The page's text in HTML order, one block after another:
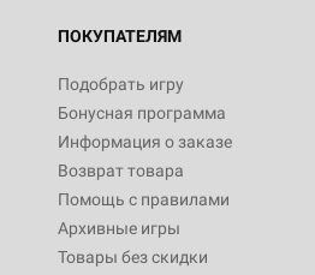
ПОКУПАТЕЛЯМ
Подобрать игру
Бонусная программа
Информация о заказе
Возврат товара
Помощь с правилами
Архивные игры
Товары без скидки